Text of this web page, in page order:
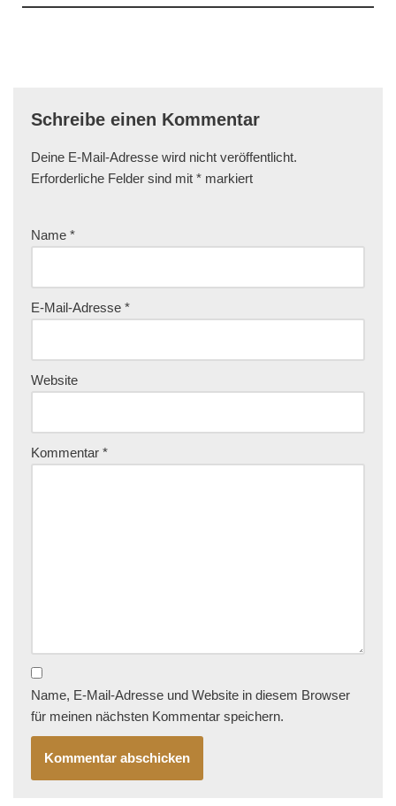
Schreibe einen Kommentar
Deine E-Mail-Adresse wird nicht veröffentlicht.
Erforderliche Felder sind mit * markiert
Name *
E-Mail-Adresse *
Website
Kommentar *
Name, E-Mail-Adresse und Website in diesem Browser
für meinen nächsten Kommentar speichern.